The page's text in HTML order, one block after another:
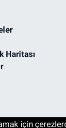
Haritası
için